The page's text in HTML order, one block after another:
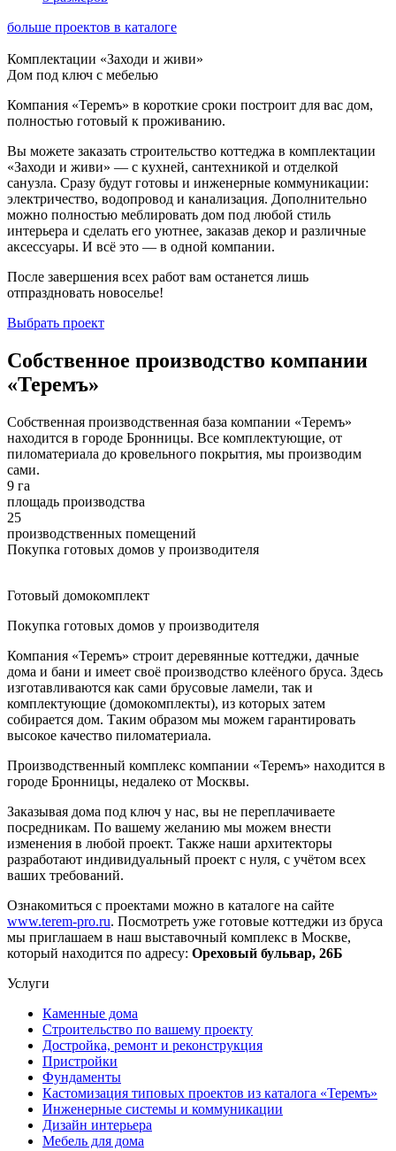
больше проектов в каталоге
Комплектации «Заходи и живи»
Дом под ключ с мебелью
Компания «Теремъ» в короткие сроки построит для вас дом,
полностью готовый к проживанию.
Вы можете заказать строительство коттеджа в комплектации
«Заходи и живи» — с кухней, сантехникой и отделкой
санузла. Сразу будут готовы и инженерные коммуникации:
электричество, водопровод и канализация. Дополнительно
можно полностью меблировать дом под любой стиль
интерьера и сделать его уютнее, заказав декор и различные
аксессуары. И всё это — в одной компании.
После завершения всех работ вам останется лишь
отпраздновать новоселье!
Выбрать проект
Собственное производство компании
«Теремъ»
Собственная производственная база компании «Теремъ»
находится в городе Бронницы. Все комплектующие, от
пиломатериала до кровельного покрытия, мы производим
сами.
9 га
площадь производства
25
производственных помещений
Покупка готовых домов у производителя
Готовый домокомплект
Покупка готовых домов у производителя
Компания «Теремъ» строит деревянные коттеджи, дачные
дома и бани и имеет своё производство клеёного бруса. Здесь
изготавливаются как сами брусовые ламели, так и
комплектующие (домокомплекты), из которых затем
собирается дом. Таким образом мы можем гарантировать
высокое качество пиломатериала.
Производственный комплекс компании «Теремъ» находится в
городе Бронницы, недалеко от Москвы.
Заказывая дома под ключ у нас, вы не переплачиваете
посредникам. По вашему желанию мы можем внести
изменения в любой проект. Также наши архитекторы
разработают индивидуальный проект с нуля, с учётом всех
ваших требований.
Ознакомиться с проектами можно в каталоге на сайте
www.terem-pro.ru. Посмотреть уже готовые коттеджи из бруса
мы приглашаем в наш выставочный комплекс в Москве,
который находится по адресу: Ореховый бульвар, 26Б
Услуги
Каменные дома
Строительство по вашему проекту
Достройка, ремонт и реконструкция
Пристройки
Фундаменты
Кастомизация типовых проектов из каталога «Теремъ»
Инженерные системы и коммуникации
Дизайн интерьера
Мебель для дома